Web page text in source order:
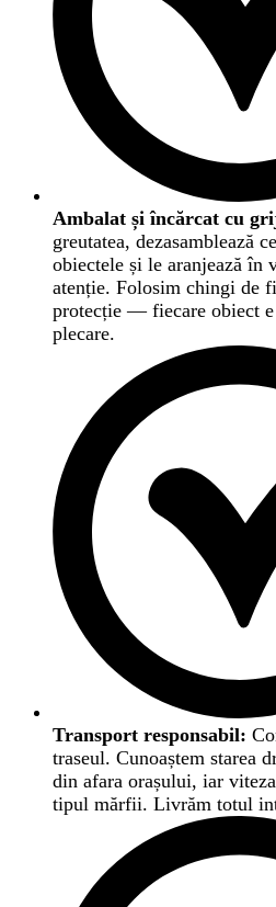
Ambalat și încărcat cu
greutatea, dezasamblează
obiectele și le aranjează în
atenție. Folosim chingi de
protecție — fiecare obiect
plecare.
Transport responsabil:
traseul. Cunoaștem starea
din afara orașului, iar
tipul mărfii. Livrăm totul